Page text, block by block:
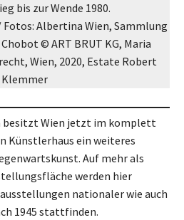
bis zur Wende 1980.
Albertina Wien, Sammlung
© ART BRUT KG, Maria
Wien, 2020, Estate Robert
Klemmer
besitzt Wien jetzt im komplett
Künstlerhaus ein weiteres
Auf mehr als
werden hier
nationaler wie auch
1945 stattfinden.